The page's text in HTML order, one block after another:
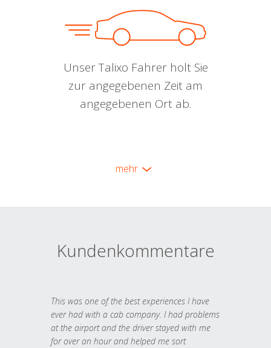
Unser Talixo Fahrer holt Sie
zur angegebenen Zeit am
angegebenen Ort ab.
mehr
Kundenkommentare
This was one of the best experiences I have
ever had with a cab company. I had problems
at the airport and the driver stayed with me
for over an hour and helped me sort